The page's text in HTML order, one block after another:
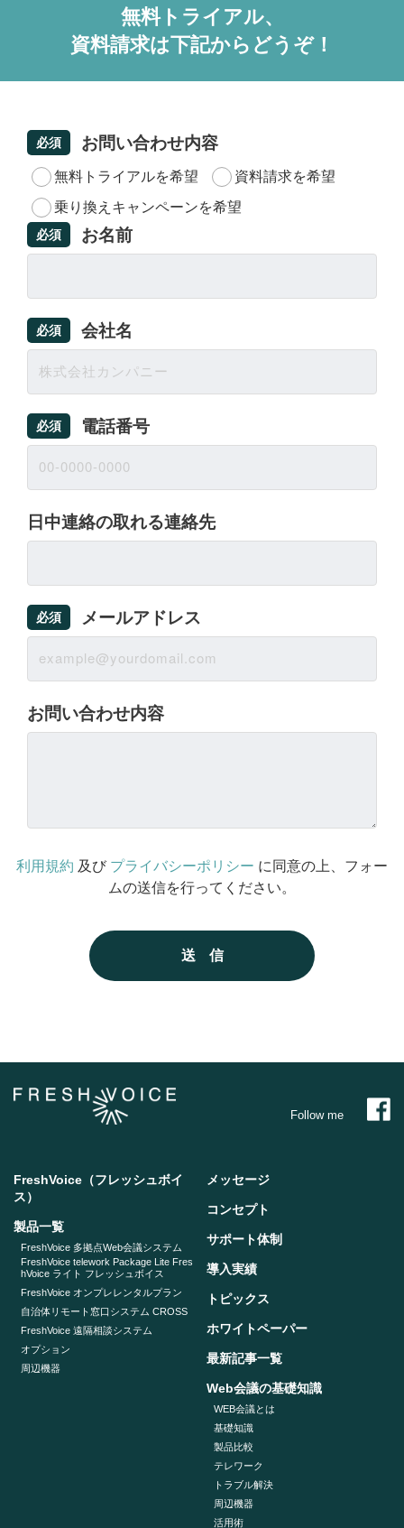
無料トライアル、
資料請求は下記からどうぞ！
お問い合わせ内容
必須
無料トライアルを希望
資料請求を希望
乗り換えキャンペーンを希望
お名前
必須
会社名
必須
電話番号
必須
日中連絡の取れる連絡先
メールアドレス
必須
お問い合わせ内容
利用規約 及び プライバシーポリシー に同意の上、フォー
ムの送信を行ってください。
送信
Follow me
FreshVoice（フレッシュボイ
ス）
製品一覧
FreshVoice 多拠点Web会議システム
FreshVoice telework Package Lite Fres
hVoice ライト フレッシュボイス
FreshVoice オンプレレンタルプラン
自治体リモート窓口システム CROSS
FreshVoice 遠隔相談システム
オプション
周辺機器
メッセージ
コンセプト
サポート体制
導入実績
トピックス
ホワイトペーパー
最新記事一覧
Web会議の基礎知識
WEB会議とは
基礎知識
製品比較
テレワーク
トラブル解決
周辺機器
活用術